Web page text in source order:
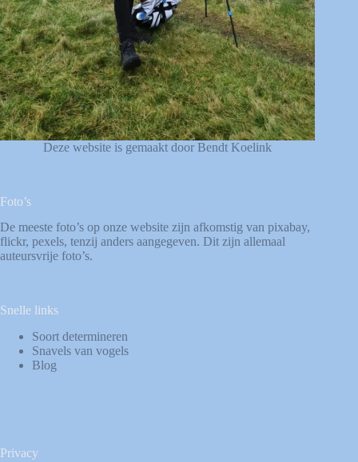
Deze website is gemaakt door Bendt Koelink
Foto’s
De meeste foto’s op onze website zijn afkomstig van pixabay,
flickr, pexels, tenzij anders aangegeven. Dit zijn allemaal
auteursvrije foto’s.
Snelle links
Soort determineren
Snavels van vogels
Blog
Privacy